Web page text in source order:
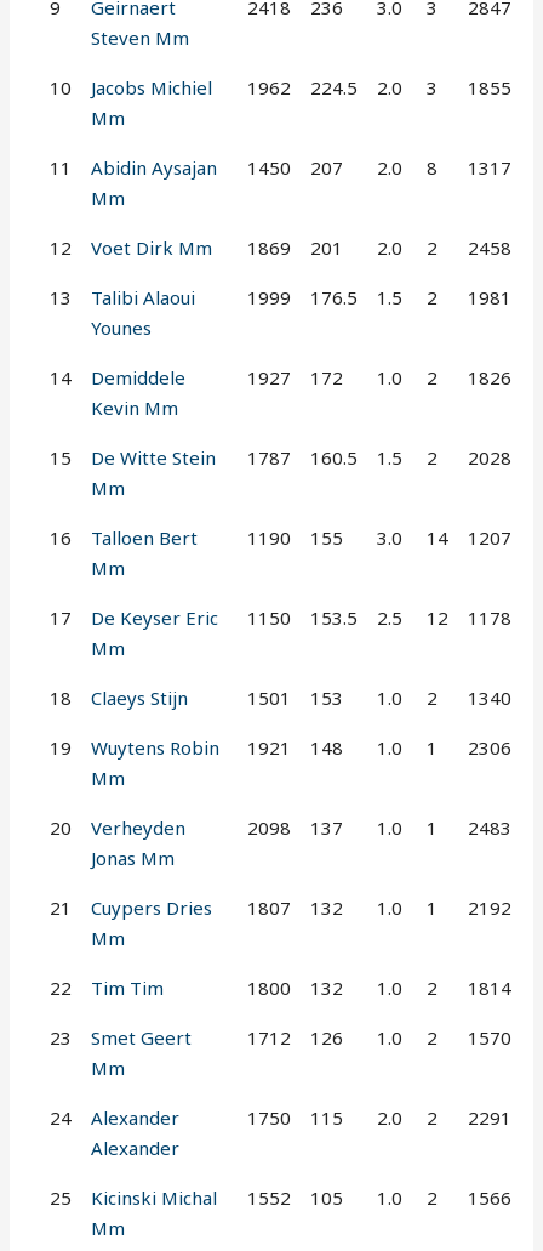
9
Geirnaert
Steven Mm
2418 236 3.0 3 2847
10
Jacobs Michiel
Mm
1962 224.5 2.0 3 1855
11
Abidin Aysajan
Mm
1450 207 2.0 8 1317
12 Voet Dirk Mm 1869 201 2.0 2 2458
13
Talibi Alaoui
Younes
1999 176.5 1.5 2 1981
14
Demiddele
Kevin Mm
1927 172 1.0 2 1826
15
De Witte Stein
Mm
1787 160.5 1.5 2 2028
16
Talloen Bert
Mm
1190 155 3.0 14 1207
17
De Keyser Eric
Mm
1150 153.5 2.5 12 1178
18 Claeys Stijn 1501 153 1.0 2 1340
19
Wuytens Robin
Mm
1921 148 1.0 1 2306
20
Verheyden
Jonas Mm
2098 137 1.0 1 2483
21
Cuypers Dries
Mm
1807 132 1.0 1 2192
22 Tim Tim 1800 132 1.0 2 1814
23
Smet Geert
Mm
1712 126 1.0 2 1570
24
Alexander
Alexander
1750 115 2.0 2 2291
25
Kicinski Michal
Mm
1552 105 1.0 2 1566